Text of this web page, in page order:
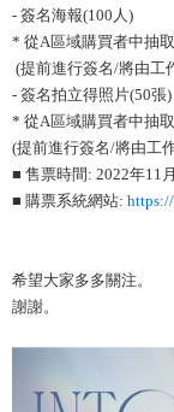
- 簽名海報(100人)
* 從A區域購買者中抽
(提前進行簽名/將由工
- 簽名拍立得照片(50張)
* 從A區域購買者中抽
(提前進行簽名/將由工
■ 售票時間: 2022年11
■ 購票系統網站:
希望大家多多關注。
謝謝。